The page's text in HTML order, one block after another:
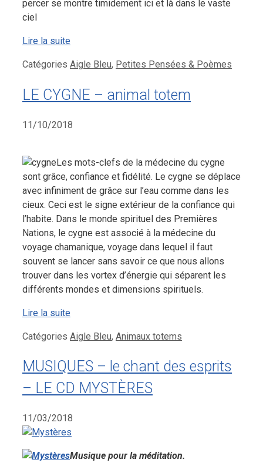
percer se montre timidement ici et là dans le vaste
ciel
Lire la suite
Catégories Aigle Bleu, Petites Pensées & Poèmes
LE CYGNE – animal totem
11/10/2018
Les mots-clefs de la médecine du cygne
sont grâce, confiance et fidélité. Le cygne se déplace
avec infiniment de grâce sur l’eau comme dans les
cieux. Ceci est le signe extérieur de la confiance qui
l’habite. Dans le monde spirituel des Premières
Nations, le cygne est associé à la médecine du
voyage chamanique, voyage dans lequel il faut
souvent se lancer sans savoir ce que nous allons
trouver dans les vortex d’énergie qui séparent les
différents mondes et dimensions spirituels.
Lire la suite
Catégories Aigle Bleu, Animaux totems
MUSIQUES – le chant des esprits
– LE CD MYSTÈRES
11/03/2018
Musique pour la méditation.